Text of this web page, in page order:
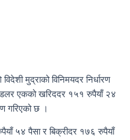
मुद्राको विनिमयदर निर्धारण
एकको खरिददर १५१ रुपैयाँ २४
गरिएको छ ।
५४ पैसा र बिक्रीदर १७६ रुपैयाँ